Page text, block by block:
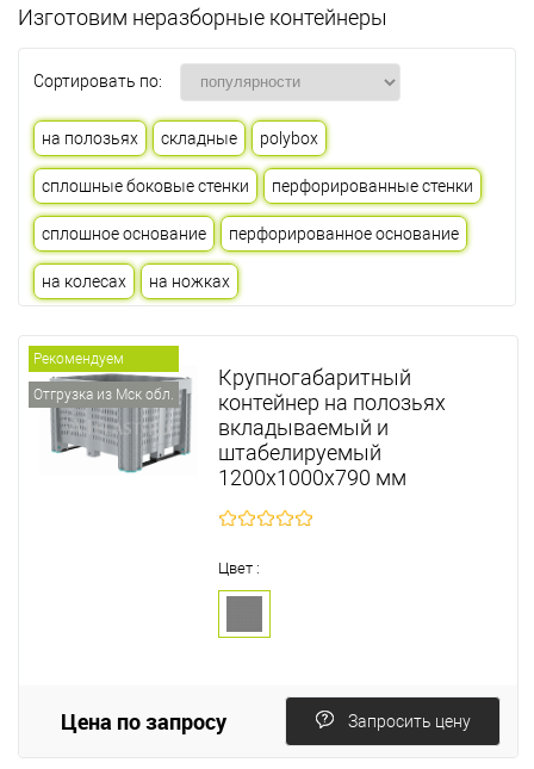
Изготовим неразборные контейнеры
Сортировать по:
на полозьях складные polybox
сплошные боковые стенки перфорированные стенки
сплошное основание перфорированное основание
на колесах на ножках
Рекомендуем
Отгрузка из Мск обл.
Крупногабаритный
контейнер на полозьях
вкладываемый и
штабелируемый
1200х1000х790 мм
Цвет :
Цена по запросу Запросить цену